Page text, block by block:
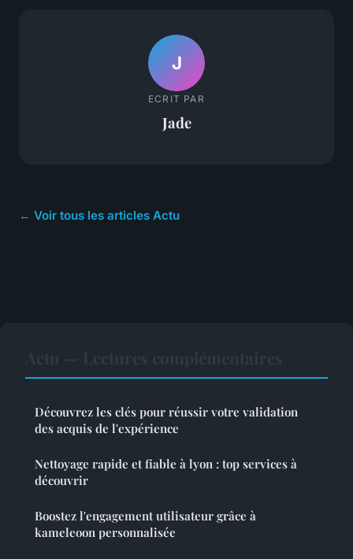
J
ECRIT PAR
Jade
← Voir tous les articles Actu
Découvrez les clés pour réussir votre validation
des acquis de l'expérience
Nettoyage rapide et fiable à lyon : top services à
découvrir
Boostez l'engagement utilisateur grâce à
kameleoon personnalisée